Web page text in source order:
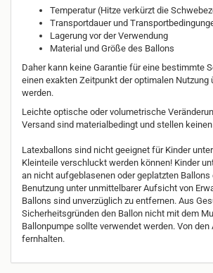
Temperatur (Hitze verkürzt die
Transportdauer und
Lagerung vor der Verwendung
Material und Größe des Ballons
Daher kann keine Garantie für eine bestimmte
einen exakten Zeitpunkt der optimalen Nutzung
werden.
Leichte optische oder volumetrische
Versand sind materialbedingt und stellen
Latexballons sind nicht geeignet für Kinder
Kleinteile verschluckt werden können! Kinder
an nicht aufgeblasenen oder geplatzten
Benutzung unter unmittelbarer Aufsicht von
Ballons sind unverzüglich zu entfernen. Aus
Sicherheitsgründen den Ballon nicht mit dem
Ballonpumpe sollte verwendet werden. Von
fernhalten.